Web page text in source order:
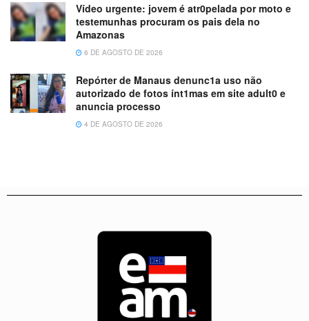
Vídeo urgente: jovem é atr0pelada por moto e
testemunhas procuram os pais dela no
Amazonas
6 DE AGOSTO DE 2026
Repórter de Manaus denunc1a uso não
autorizado de fotos ínt1mas em site adult0 e
anuncia processo
4 DE AGOSTO DE 2026